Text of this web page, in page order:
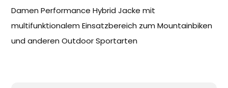
Damen Performance Hybrid Jacke mit
multifunktionalem Einsatzbereich zum Mountainbiken
und anderen Outdoor Sportarten